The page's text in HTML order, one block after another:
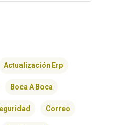
Actualización Erp
Boca A Boca
Correo